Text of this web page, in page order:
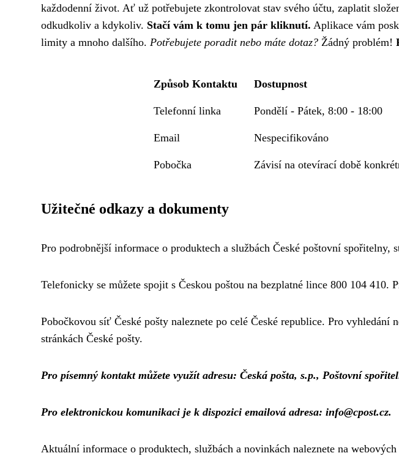
každodenní život. Ať už potřebujete zkontrolovat stav svého účtu, zaplatit
odkudkoliv a kdykoliv. Stačí vám k tomu jen pár kliknutí. Aplikace vám
limity a mnoho dalšího. Potřebujete poradit nebo máte dotaz? Žádný problém!
Způsob Kontaktu Dostupnost
Telefonní linka Pondělí - Pátek, 8:00 - 18:00
Email Nespecifikováno
Pobočka Závisí na otevírací době
Užitečné odkazy a dokumenty
Pro podrobnější informace o produktech a službách České poštovní
Telefonicky se můžete spojit s Českou poštou na bezplatné lince 800 104
Pobočkovou síť České pošty naleznete po celé České republice. Pro
stránkách České pošty.
Pro písemný kontakt můžete využít adresu: Česká pošta, s.p., Poštovní
Pro elektronickou komunikaci je k dispozici emailová adresa: info@cpost.cz.
Aktuální informace o produktech, službách a novinkách naleznete na